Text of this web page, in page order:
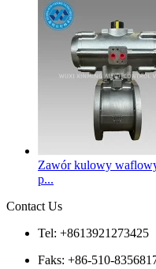
Zawór kulowy
p...
Contact Us
Tel: +8613921273425
Faks: +86-510-